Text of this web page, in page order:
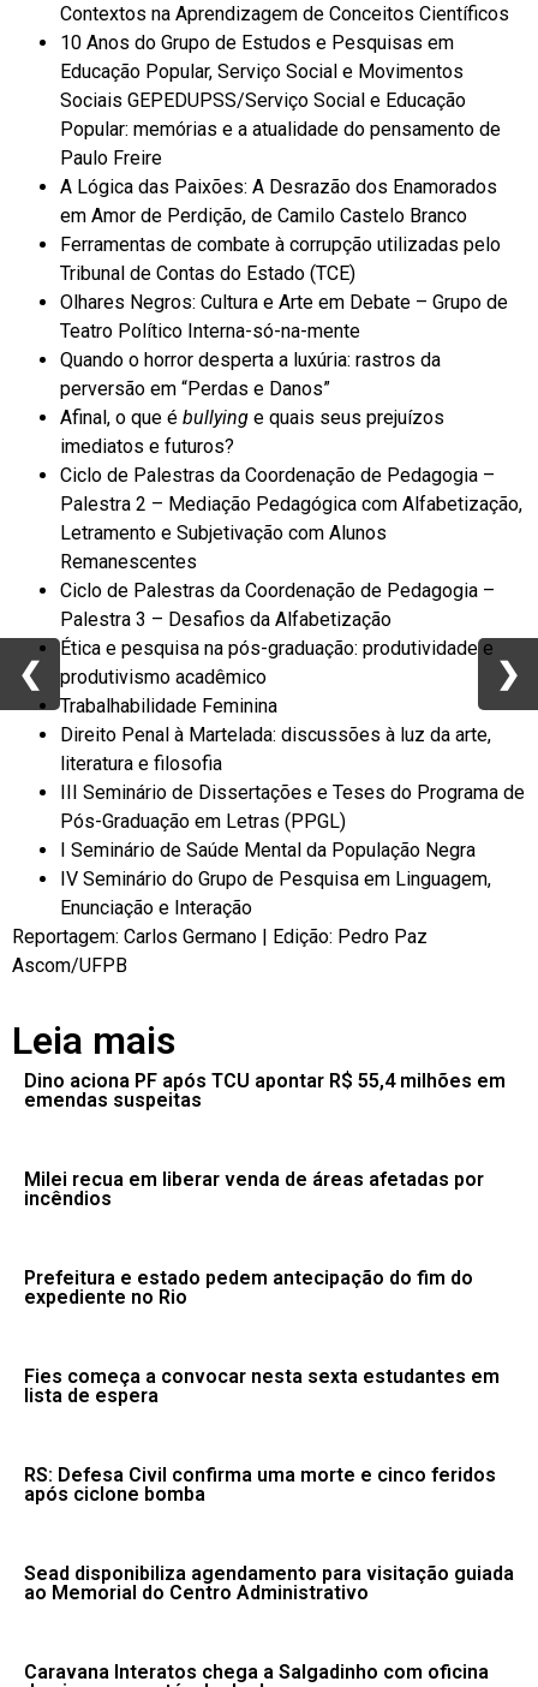
Contextos na Aprendizagem de Conceitos Científicos
10 Anos do Grupo de Estudos e Pesquisas em
Educação Popular, Serviço Social e Movimentos
Sociais GEPEDUPSS/Serviço Social e Educação
Popular: memórias e a atualidade do pensamento de
Paulo Freire
A Lógica das Paixões: A Desrazão dos Enamorados
em Amor de Perdição, de Camilo Castelo Branco
Ferramentas de combate à corrupção utilizadas pelo
Tribunal de Contas do Estado (TCE)
Olhares Negros: Cultura e Arte em Debate – Grupo de
Teatro Político Interna-só-na-mente
Quando o horror desperta a luxúria: rastros da
perversão em “Perdas e Danos”
Afinal, o que é bullying e quais seus prejuízos
imediatos e futuros?
Ciclo de Palestras da Coordenação de Pedagogia –
Palestra 2 – Mediação Pedagógica com Alfabetização,
Letramento e Subjetivação com Alunos
Remanescentes
Ciclo de Palestras da Coordenação de Pedagogia –
Palestra 3 – Desafios da Alfabetização
Ética e pesquisa na pós-graduação: produtividade e
produtivismo acadêmico
Trabalhabilidade Feminina
Direito Penal à Martelada: discussões à luz da arte,
literatura e filosofia
III Seminário de Dissertações e Teses do Programa de
Pós-Graduação em Letras (PPGL)
I Seminário de Saúde Mental da População Negra
IV Seminário do Grupo de Pesquisa em Linguagem,
Enunciação e Interação
Reportagem: Carlos Germano | Edição: Pedro Paz
Ascom/UFPB
Leia mais
Dino aciona PF após TCU apontar R$ 55,4 milhões em
emendas suspeitas
Milei recua em liberar venda de áreas afetadas por
incêndios
Prefeitura e estado pedem antecipação do fim do
expediente no Rio
Fies começa a convocar nesta sexta estudantes em
lista de espera
RS: Defesa Civil confirma uma morte e cinco feridos
após ciclone bomba
Sead disponibiliza agendamento para visitação guiada
ao Memorial do Centro Administrativo
Caravana Interatos chega a Salgadinho com oficina
❮ ❯
❮ ❯